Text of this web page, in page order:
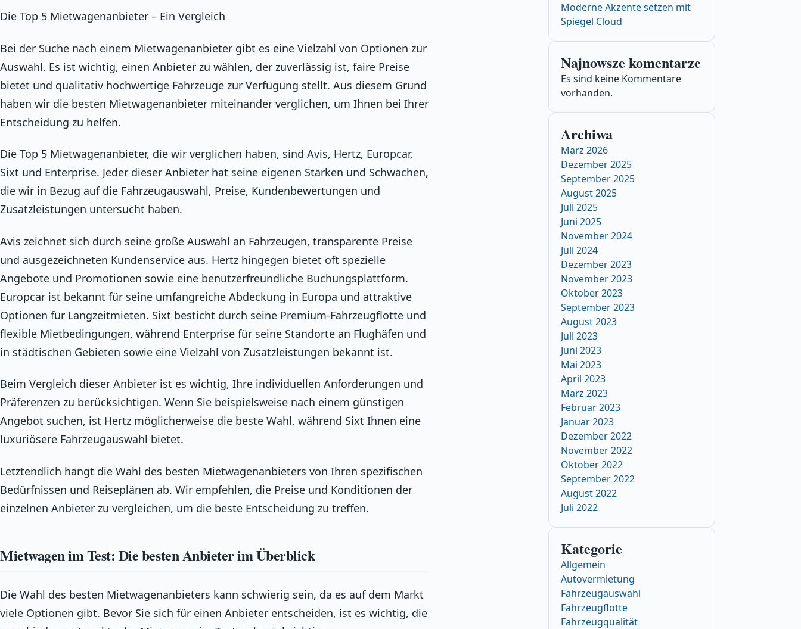
Die Top 5 Mietwagenanbieter – Ein Vergleich
Bei der Suche nach einem Mietwagenanbieter gibt es eine Vielzahl von Optionen zur
Auswahl. Es ist wichtig, einen Anbieter zu wählen, der zuverlässig ist, faire Preise
bietet und qualitativ hochwertige Fahrzeuge zur Verfügung stellt. Aus diesem Grund
haben wir die besten Mietwagenanbieter miteinander verglichen, um Ihnen bei Ihrer
Entscheidung zu helfen.
Die Top 5 Mietwagenanbieter, die wir verglichen haben, sind Avis, Hertz, Europcar,
Sixt und Enterprise. Jeder dieser Anbieter hat seine eigenen Stärken und Schwächen,
die wir in Bezug auf die Fahrzeugauswahl, Preise, Kundenbewertungen und
Zusatzleistungen untersucht haben.
Avis zeichnet sich durch seine große Auswahl an Fahrzeugen, transparente Preise
und ausgezeichneten Kundenservice aus. Hertz hingegen bietet oft spezielle
Angebote und Promotionen sowie eine benutzerfreundliche Buchungsplattform.
Europcar ist bekannt für seine umfangreiche Abdeckung in Europa und attraktive
Optionen für Langzeitmieten. Sixt besticht durch seine Premium-Fahrzeugflotte und
flexible Mietbedingungen, während Enterprise für seine Standorte an Flughäfen und
in städtischen Gebieten sowie eine Vielzahl von Zusatzleistungen bekannt ist.
Beim Vergleich dieser Anbieter ist es wichtig, Ihre individuellen Anforderungen und
Präferenzen zu berücksichtigen. Wenn Sie beispielsweise nach einem günstigen
Angebot suchen, ist Hertz möglicherweise die beste Wahl, während Sixt Ihnen eine
luxuriösere Fahrzeugauswahl bietet.
Letztendlich hängt die Wahl des besten Mietwagenanbieters von Ihren spezifischen
Bedürfnissen und Reiseplänen ab. Wir empfehlen, die Preise und Konditionen der
einzelnen Anbieter zu vergleichen, um die beste Entscheidung zu treffen.
Mietwagen im Test: Die besten Anbieter im Überblick
Die Wahl des besten Mietwagenanbieters kann schwierig sein, da es auf dem Markt
viele Optionen gibt. Bevor Sie sich für einen Anbieter entscheiden, ist es wichtig, die
Moderne Akzente setzen mit
Spiegel Cloud
Najnowsze komentarze
Es sind keine Kommentare
vorhanden.
Archiwa
März 2026
Dezember 2025
September 2025
August 2025
Juli 2025
Juni 2025
November 2024
Juli 2024
Dezember 2023
November 2023
Oktober 2023
September 2023
August 2023
Juli 2023
Juni 2023
Mai 2023
April 2023
März 2023
Februar 2023
Januar 2023
Dezember 2022
November 2022
Oktober 2022
September 2022
August 2022
Juli 2022
Kategorie
Allgemein
Autovermietung
Fahrzeugauswahl
Fahrzeugflotte
Fahrzeugqualität